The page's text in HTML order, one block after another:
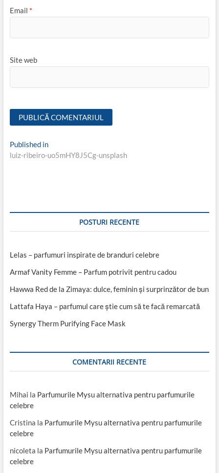
Email *
Site web
Navigare
în
Published in
luiz-ribeiro-uo5mHY8J5Cg-unsplash
POSTURI RECENTE
Lelas – parfumuri inspirate de branduri celebre
Armaf Vanity Femme – Parfum potrivit pentru cadou
Hawwa Red de la Zimaya: dulce, feminin și surprinzător de bun
Lattafa Haya – parfumul care știe cum să te facă remarcată
Synergy Therm Purifying Face Mask
COMENTARII RECENTE
Mihai la Parfumurile Mysu alternativa pentru parfumurile
celebre
Cristina la Parfumurile Mysu alternativa pentru parfumurile
celebre
nicoleta la Parfumurile Mysu alternativa pentru parfumurile
celebre